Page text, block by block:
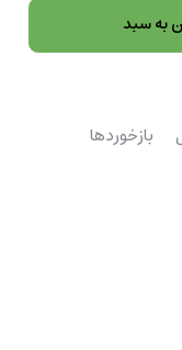
به سبد
بازخوردها